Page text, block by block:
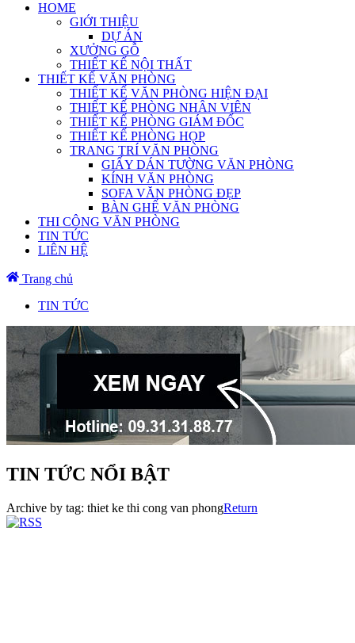
HOME
GIỚI THIỆU
DỰ ÁN
XƯỞNG GỖ
THIẾT KẾ NỘI THẤT
THIẾT KẾ VĂN PHÒNG
THIẾT KẾ VĂN PHÒNG HIỆN ĐẠI
THIẾT KẾ PHÒNG NHÂN VIÊN
THIẾT KẾ PHÒNG GIÁM ĐỐC
THIẾT KẾ PHÒNG HỌP
TRANG TRÍ VĂN PHÒNG
GIẤY DÁN TƯỜNG VĂN PHÒNG
KÍNH VĂN PHÒNG
SOFA VĂN PHÒNG ĐẸP
BÀN GHẾ VĂN PHÒNG
THI CÔNG VĂN PHÒNG
TIN TỨC
LIÊN HỆ
Trang chủ
TIN TỨC
TIN TỨC NỔI BẬT
Archive by tag: thiet ke thi cong van phongReturn